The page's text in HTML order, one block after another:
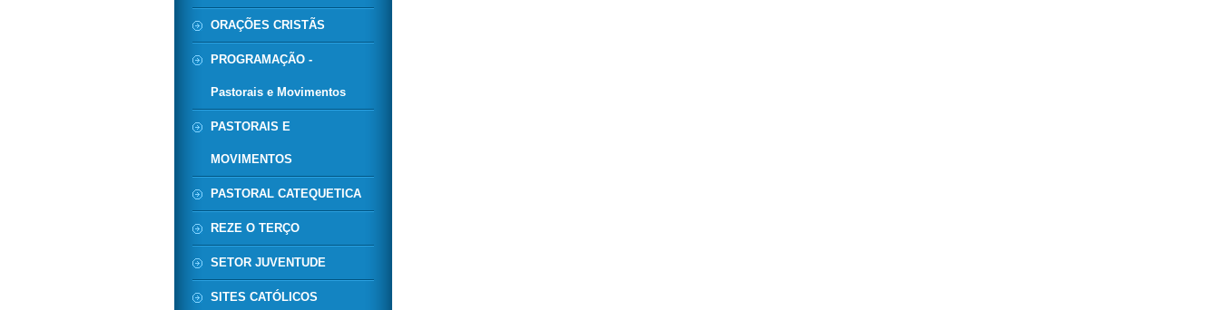
ORAÇÕES CRISTÃS
PROGRAMAÇÃO -
Pastorais e Movimentos
PASTORAIS E
MOVIMENTOS
PASTORAL CATEQUETICA
REZE O TERÇO
SETOR JUVENTUDE
SITES CATÓLICOS